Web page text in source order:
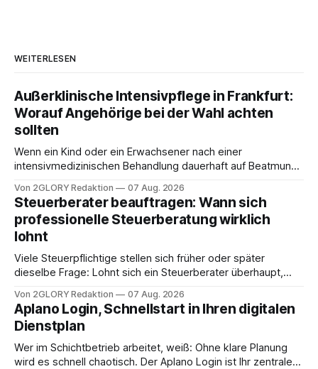
WEITERLESEN
Außerklinische Intensivpflege in Frankfurt:
Worauf Angehörige bei der Wahl achten
sollten
Wenn ein Kind oder ein Erwachsener nach einer
intensivmedizinischen Behandlung dauerhaft auf Beatmung
angewiesen ist, stellt sich für Familien eine schwierige
Frage: Muss die Versorgung dauerhaft in der Klinik bleiben –
oder ist ein Leben zu Hause möglich? Die außerklinische
Intensivpflege bietet genau diese Alternative: Sie
Von 2GLORY Redaktion 07 Aug. 2026
Steuerberater beauftragen: Wann sich
professionelle Steuerberatung wirklich
lohnt
Viele Steuerpflichtige stellen sich früher oder später
dieselbe Frage: Lohnt sich ein Steuerberater überhaupt,
erledigen? Die kurze Antwort: Bei einfachen
Einkommensverhältnissen reicht häufig eine Steuersoftware
aus – sobald jedoch mehrere Einkunftsarten
zusammentreffen oder größere finanzielle Veränderungen
anstehen, zahlt sich professionelle Unterstützung meist
Von 2GLORY Redaktion 07 Aug. 2026
Aplano Login, Schnellstart in Ihren digitalen
Dienstplan
Wer im Schichtbetrieb arbeitet, weiß: Ohne klare Planung
wird es schnell chaotisch. Der Aplano Login ist Ihr zentraler